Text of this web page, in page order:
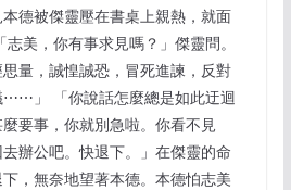
德被傑靈壓在書桌上親熱，就面
美，你有事求見嗎？」傑靈問。
量，誠惶誠恐，冒死進諫，反對
⋯⋯」 「你說話怎麼總是如此迂迴
要事，你就別急啦。你看不見
辦公吧。快退下。」在傑靈的命
，無奈地望著本德。本德怕志美